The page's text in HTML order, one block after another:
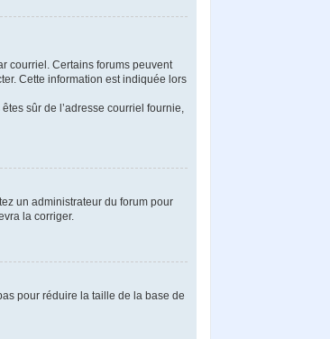
courriel. Certains forums peuvent
Cette information est indiquée lors
sûr de l’adresse courriel fournie,
un administrateur du forum pour
la corriger.
pour réduire la taille de la base de